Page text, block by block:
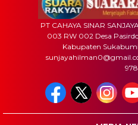
PT CAHAYA SINAR
003 RW 002 Desa
Kabupaten